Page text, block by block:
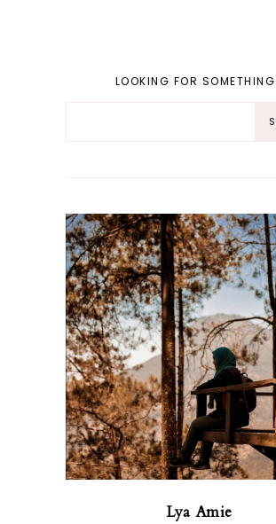
LOOKING FOR
Lya Amie